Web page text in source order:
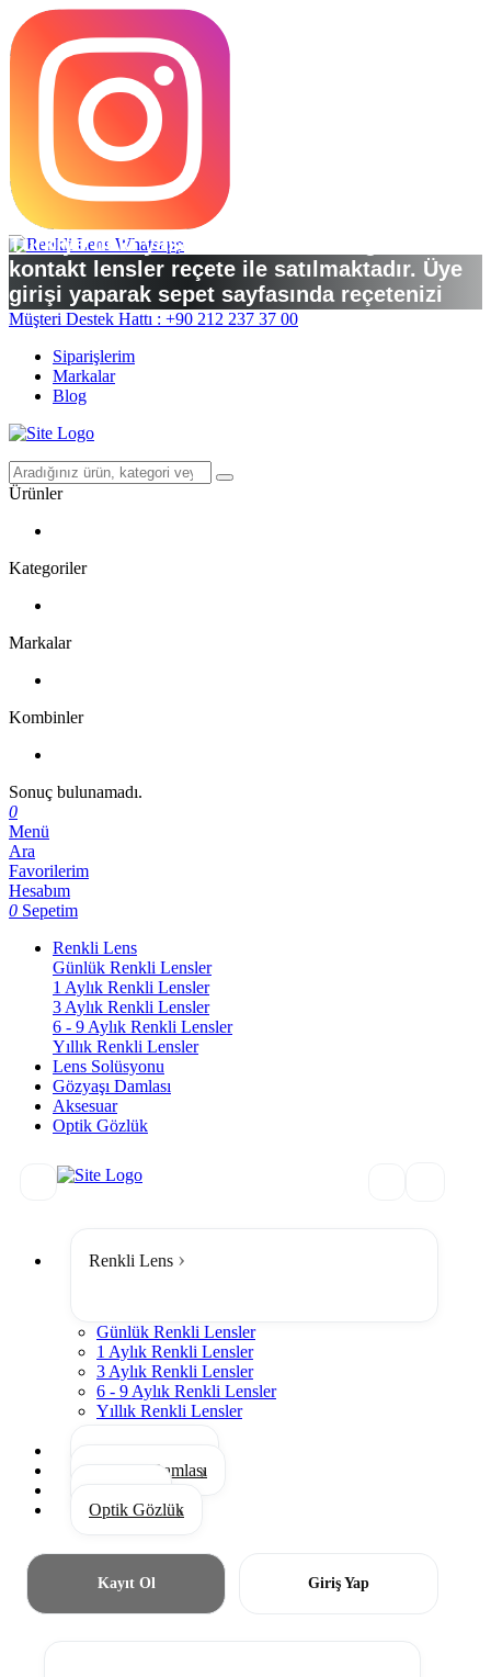
Türkiye’deki yasal düzenlemelere göre
kontakt lensler reçete ile satılmaktadır. Üye
girişi yaparak sepet sayfasında reçetenizi
yükleyebilirsiniz.
Müşteri Destek Hattı : +90 212 237 37 00
Siparişlerim
Markalar
Blog
Ürünler
Kategoriler
Markalar
Kombinler
Sonuç bulunamadı.
0
Menü
Ara
Favorilerim
Hesabım
0 Sepetim
Renkli Lens
Günlük Renkli Lensler
1 Aylık Renkli Lensler
3 Aylık Renkli Lensler
6 - 9 Aylık Renkli Lensler
Yıllık Renkli Lensler
Lens Solüsyonu
Gözyaşı Damlası
Aksesuar
Optik Gözlük
Renkli Lens
Günlük Renkli Lensler
1 Aylık Renkli Lensler
3 Aylık Renkli Lensler
6 - 9 Aylık Renkli Lensler
Yıllık Renkli Lensler
Gözyaşı Damlası
Optik Gözlük
Kayıt Ol Giriş Yap